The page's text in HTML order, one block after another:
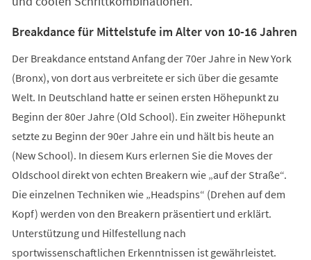
Breakdance für Mittelstufe im Alter von 10-16 Jahren
Der Breakdance entstand Anfang der 70er Jahre in New York
(Bronx), von dort aus verbreitete er sich über die gesamte
Welt. In Deutschland hatte er seinen ersten Höhepunkt zu
Beginn der 80er Jahre (Old School). Ein zweiter Höhepunkt
setzte zu Beginn der 90er Jahre ein und hält bis heute an
(New School). In diesem Kurs erlernen Sie die Moves der
Oldschool direkt von echten Breakern wie „auf der Straße“.
Die einzelnen Techniken wie „Headspins“ (Drehen auf dem
Kopf) werden von den Breakern präsentiert und erklärt.
Unterstützung und Hilfestellung nach
sportwissenschaftlichen Erkenntnissen ist gewährleistet.